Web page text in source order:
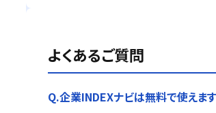
よくあるご質問
Q.企業INDEXナビは無料で使えま